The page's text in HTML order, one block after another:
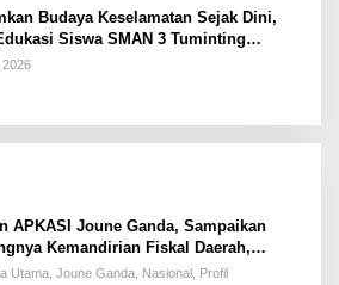
Budaya Keselamatan Sejak Dini,
Siswa SMAN 3 Tuminting
Soal Bahaya Listrik
2026
APKASI Joune Ganda, Sampaikan
Kemandirian Fiskal Daerah,
Pimpinan DPR-RI
Utama, Joune Ganda, Nasional, Profil